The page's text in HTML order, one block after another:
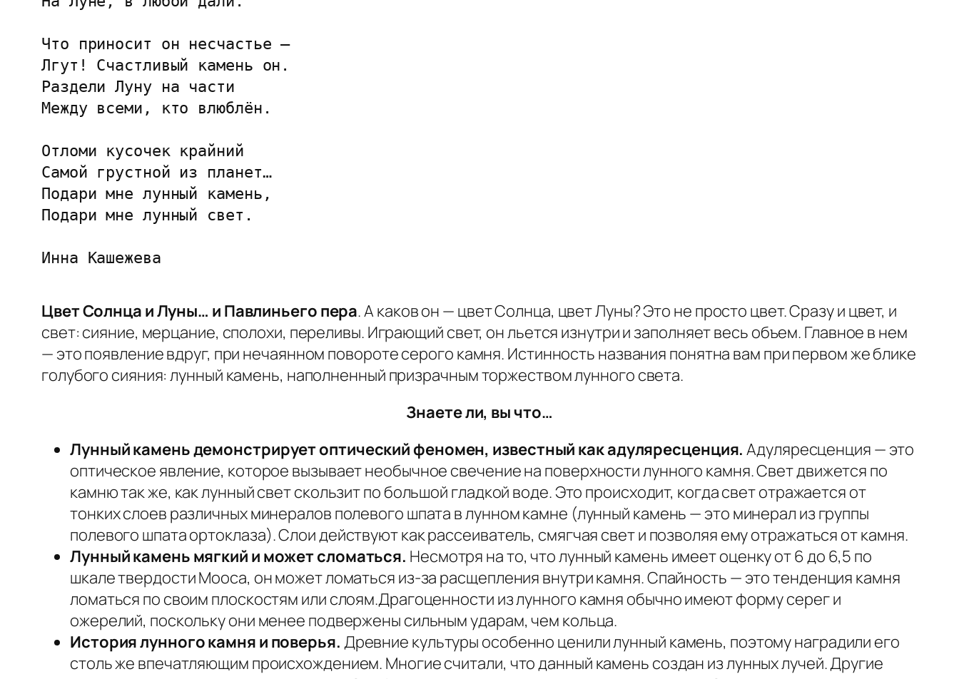
Что приносит он несчастье –
Лгут! Счастливый камень он.
Раздели Луну на части
Между всеми, кто влюблён.
Отломи кусочек крайний
Самой грустной из планет…
Подари мне лунный камень,
Подари мне лунный свет.
Инна Кашежева
Цвет Солнца и Луны… и Павлиньего пера. А каков он — цвет Солнца, цвет Луны? Это не просто цвет. Сразу и цвет, и
свет: сияние, мерцание, сполохи, переливы. Играющий свет, он льется изнутри и заполняет весь объем. Главное в нем
— это появление вдруг, при нечаянном повороте серого камня. Истинность названия понятна вам при первом же блике
голубого сияния: лунный камень, наполненный призрачным торжеством лунного света.
Знаете ли, вы что…
Лунный камень демонстрирует оптический феномен, известный как адуляресценция.Адуляресценция — это
оптическое явление, которое вызывает необычное свечение на поверхности лунного камня. Свет движется по
камню так же, как лунный свет скользит по большой гладкой воде. Это происходит, когда свет отражается от
тонких слоев различных минералов полевого шпата в лунном камне (лунный камень — это минерал из группы
полевого шпата ортоклаза). Слои действуют как рассеиватель, смягчая свет и позволяя ему отражаться от камня.
Лунный камень мягкий и может сломаться. Несмотря на то, что лунный камень имеет оценку от 6 до 6,5 по
шкале твердости Мооса, он может ломаться из-за расщепления внутри камня. Спайность — это тенденция камня
ломаться по своим плоскостям или слоям.Драгоценности из лунного камня обычно имеют форму серег и
ожерелий, поскольку они менее подвержены сильным ударам, чем кольца.
История лунного камня и поверья. Древние культуры особенно ценили лунный камень, поэтому наградили его
столь же впечатляющим происхождением. Многие считали, что данный камень создан из лунных лучей. Другие